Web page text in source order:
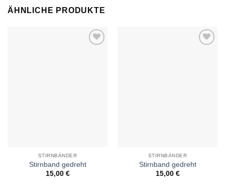
ÄHNLICHE PRODUKTE
STIRNBÄNDER
Stirnband gedreht
15,00 €
STIRNBÄNDER
Stirnband gedreht
15,00 €